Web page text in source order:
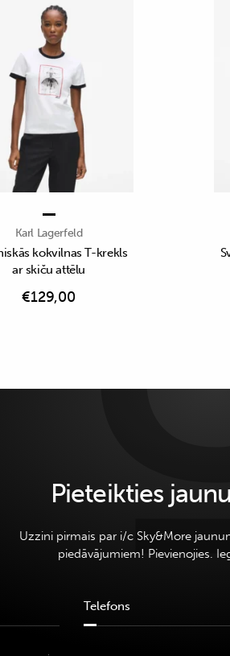
Karl Lagerfeld
kokvilnas T-krekls
ar skiču attēlu
€129,00
Pieteikties
Uzzini pirmais par i/c Sky&More
piedāvājumiem! Pievienojies.